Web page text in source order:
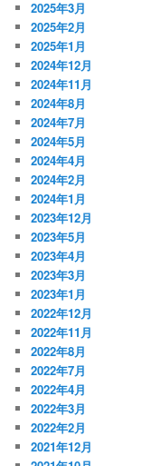
2025年3月
2025年2月
2025年1月
2024年12月
2024年11月
2024年8月
2024年7月
2024年5月
2024年4月
2024年2月
2024年1月
2023年12月
2023年5月
2023年4月
2023年3月
2023年1月
2022年12月
2022年11月
2022年8月
2022年7月
2022年4月
2022年3月
2022年2月
2021年12月